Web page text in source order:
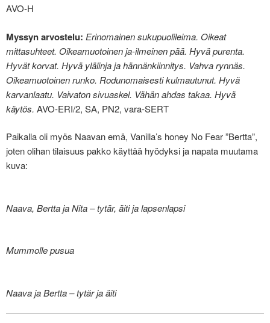
AVO-H
Myssyn arvostelu: Erinomainen sukupuolileima. Oikeat
mittasuhteet. Oikeamuotoinen ja-ilmeinen pää. Hyvä purenta.
Hyvät korvat. Hyvä ylälinja ja hännänkiinnitys. Vahva rynnäs.
Oikeamuotoinen runko. Rodunomaisesti kulmautunut. Hyvä
karvanlaatu. Vaivaton sivuaskel. Vähän ahdas takaa. Hyvä
käytös. AVO-ERI/2, SA, PN2, vara-SERT
Paikalla oli myös Naavan emä, Vanilla’s honey No Fear ”Bertta”,
joten olihan tilaisuus pakko käyttää hyödyksi ja napata muutama
kuva:
Naava, Bertta ja Nita – tytär, äiti ja lapsenlapsi
Mummolle pusua
Naava ja Bertta – tytär ja äiti